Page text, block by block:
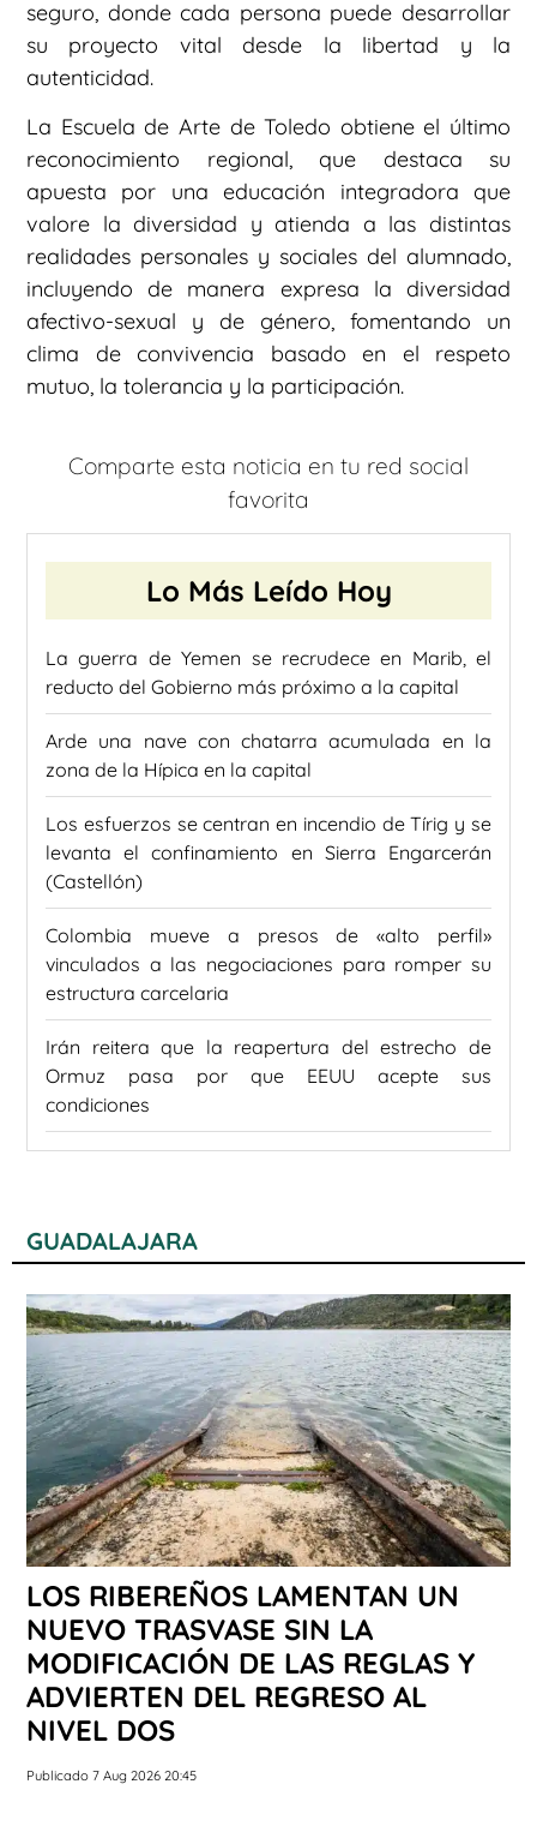
seguro, donde cada persona puede desarrollar
su proyecto vital desde la libertad y la
autenticidad.
La Escuela de Arte de Toledo obtiene el último
reconocimiento regional, que destaca su
apuesta por una educación integradora que
valore la diversidad y atienda a las distintas
realidades personales y sociales del alumnado,
incluyendo de manera expresa la diversidad
afectivo-sexual y de género, fomentando un
clima de convivencia basado en el respeto
mutuo, la tolerancia y la participación.
Comparte esta noticia en tu red social
favorita
Lo Más Leído Hoy
La guerra de Yemen se recrudece en Marib, el
reducto del Gobierno más próximo a la capital
Arde una nave con chatarra acumulada en la
zona de la Hípica en la capital
Los esfuerzos se centran en incendio de Tírig y se
levanta el confinamiento en Sierra Engarcerán
(Castellón)
Colombia mueve a presos de «alto perfil»
vinculados a las negociaciones para romper su
estructura carcelaria
Irán reitera que la reapertura del estrecho de
Ormuz pasa por que EEUU acepte sus
condiciones
GUADALAJARA
LOS RIBEREÑOS LAMENTAN UN
NUEVO TRASVASE SIN LA
MODIFICACIÓN DE LAS REGLAS Y
ADVIERTEN DEL REGRESO AL
NIVEL DOS
Publicado 7 Aug 2026 20:45